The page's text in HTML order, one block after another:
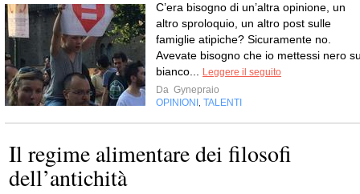
C’era bisogno di un’altra opinione, un
altro sproloquio, un altro post sulle
famiglie atipiche? Sicuramente no.
Avevate bisogno che io mettessi nero
bianco... Leggere il seguito
Da Gynepraio
OPINIONI , TALENTI
Il regime alimentare dei filosofi
dell’antichità